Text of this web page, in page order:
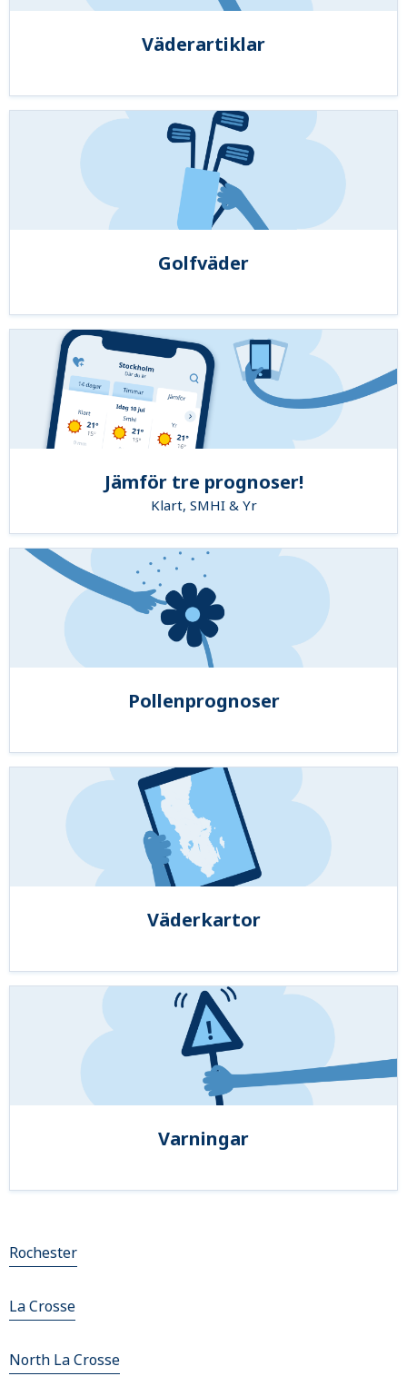
Väderartiklar
Golfväder
Jämför tre prognoser!
Klart, SMHI & Yr
Pollenprognoser
Väderkartor
Varningar
Rochester
La Crosse
North La Crosse